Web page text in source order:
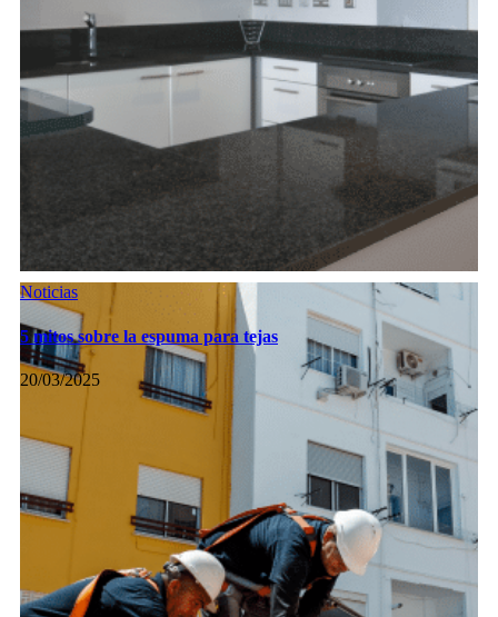
Noticias
5 mitos sobre la espuma para tejas
20/03/2025